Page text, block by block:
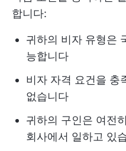
합니다:
귀하의 비자 유형은
능합니다
비자 자격 요건을 충
없습니다
귀하의 구인은 여전
회사에서 일하고 있